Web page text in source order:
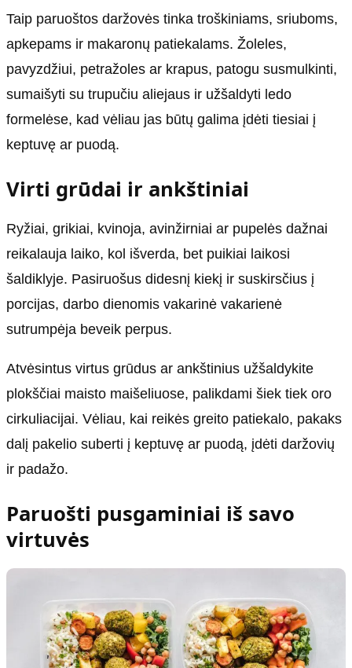
Taip paruoštos daržovės tinka troškiniams, sriuboms,
apkepams ir makaronų patiekalams. Žoleles,
pavyzdžiui, petražoles ar krapus, patogu susmulkinti,
sumaišyti su trupučiu aliejaus ir užšaldyti ledo
formelėse, kad vėliau jas būtų galima įdėti tiesiai į
keptuvę ar puodą.
Virti grūdai ir ankštiniai
Ryžiai, grikiai, kvinoja, avinžirniai ar pupelės dažnai
reikalauja laiko, kol išverda, bet puikiai laikosi
šaldiklyje. Pasiruošus didesnį kiekį ir suskirsčius į
porcijas, darbo dienomis vakarinė vakarienė
sutrumpėja beveik perpus.
Atvėsintus virtus grūdus ar ankštinius užšaldykite
plokščiai maisto maišeliuose, palikdami šiek tiek oro
cirkuliacijai. Vėliau, kai reikės greito patiekalo, pakaks
dalį pakelio suberti į keptuvę ar puodą, įdėti daržovių
ir padažo.
Paruošti pusgaminiai iš savo
virtuvės